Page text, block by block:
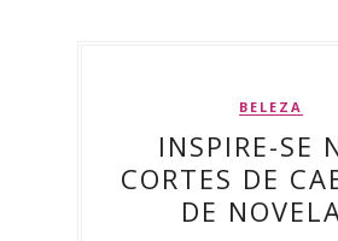
BELEZA
INSPIRE-SE
CORTES DE
DE